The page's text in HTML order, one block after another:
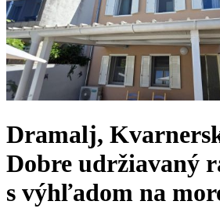
Dramalj,
Dobre udržiavaný
s výhľadom na